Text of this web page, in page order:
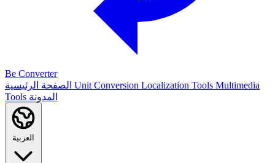
Be Converter
Unit Conversion Localization Tools Multimedia
Tools المدونة
العربية